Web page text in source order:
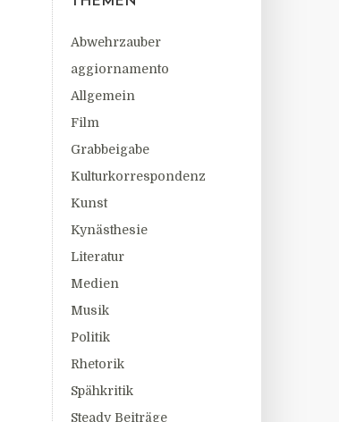
Abwehrzauber
aggiornamento
Allgemein
Film
Grabbeigabe
Kulturkorrespondenz
Kunst
Kynästhesie
Literatur
Medien
Musik
Politik
Rhetorik
Spähkritik
Steady Beiträge